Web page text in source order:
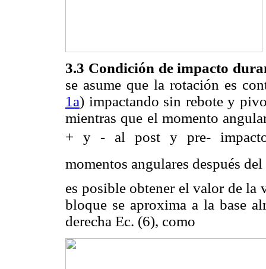
3.3 Condición de impacto
se asume que la rotación es
1a) impactando sin rebote y
mientras que el momento
+ y - al post y pre-
momentos angulares después
es posible obtener el valor de la
bloque se aproxima a la base
derecha Ec. (6), como